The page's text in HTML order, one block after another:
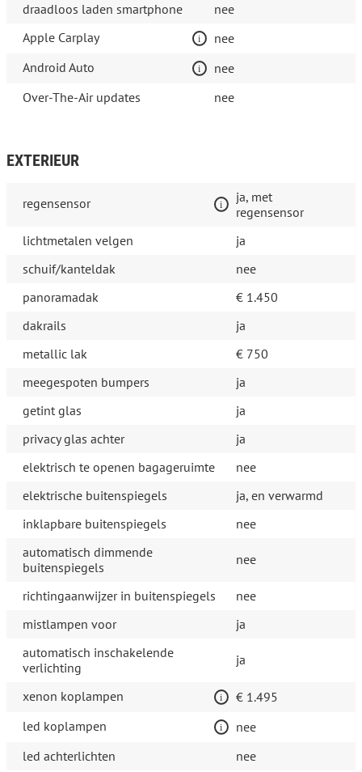
draadloos laden smartphone
nee
Apple Carplay
nee
Android Auto
nee
Over-The-Air updates
nee
EXTERIEUR
regensensor
ja, met
regensensor
lichtmetalen velgen
ja
schuif/kanteldak
nee
panoramadak
€ 1.450
dakrails
ja
metallic lak
€ 750
meegespoten bumpers
ja
getint glas
ja
privacy glas achter
ja
elektrisch te openen bagageruimte
nee
elektrische buitenspiegels
ja, en verwarmd
inklapbare buitenspiegels
nee
automatisch dimmende
buitenspiegels
nee
richtingaanwijzer in buitenspiegels
nee
mistlampen voor
ja
automatisch inschakelende
verlichting
ja
xenon koplampen
€ 1.495
led koplampen
nee
led achterlichten
nee